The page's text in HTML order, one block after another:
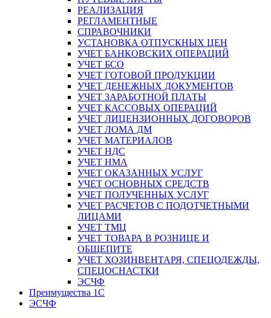
РЕАЛИЗАЦИЯ
РЕГЛАМЕНТНЫЕ
СПРАВОЧНИКИ
УСТАНОВКА ОТПУСКНЫХ ЦЕН
УЧЕТ БАНКОВСКИХ ОПЕРАЦИЙ
УЧЕТ БСО
УЧЕТ ГОТОВОЙ ПРОДУКЦИИ
УЧЕТ ДЕНЕЖНЫХ ДОКУМЕНТОВ
УЧЕТ ЗАРАБОТНОЙ ПЛАТЫ
УЧЕТ КАССОВЫХ ОПЕРАЦИЙ
УЧЕТ ЛИЦЕНЗИОННЫХ ДОГОВОРОВ
УЧЕТ ЛОМА ДМ
УЧЕТ МАТЕРИАЛОВ
УЧЕТ НДС
УЧЕТ НМА
УЧЕТ ОКАЗАННЫХ УСЛУГ
УЧЕТ ОСНОВНЫХ СРЕДСТВ
УЧЕТ ПОЛУЧЕННЫХ УСЛУГ
УЧЕТ РАСЧЕТОВ С ПОДОТЧЕТНЫМИ
ЛИЦАМИ
УЧЕТ ТМЦ
УЧЕТ ТОВАРА В РОЗНИЦЕ И
ОБЩЕПИТЕ
УЧЕТ ХОЗИНВЕНТАРЯ, СПЕЦОДЕЖДЫ,
СПЕЦОСНАСТКИ
ЭСЧФ
Преимущества 1С
ЭСЧФ